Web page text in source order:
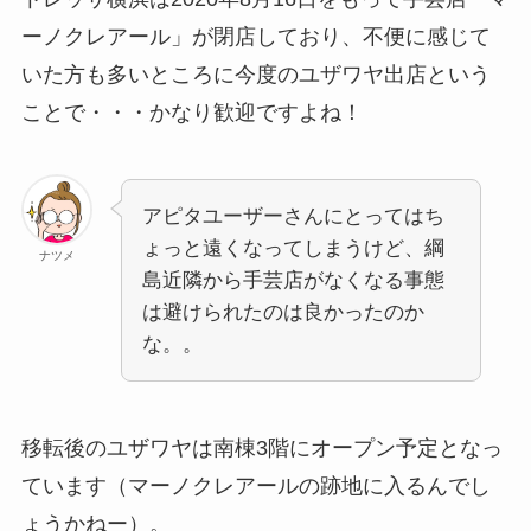
ーノクレアール」が閉店しており、不便に感じて
いた方も多いところに今度のユザワヤ出店という
ことで・・・かなり歓迎ですよね！
ナツメ
アピタユーザーさんにとってはち
ょっと遠くなってしまうけど、綱
島近隣から手芸店がなくなる事態
は避けられたのは良かったのか
な。。
移転後のユザワヤは南棟3階にオープン予定となっ
ています（マーノクレアールの跡地に入るんでし
ょうかねー）。